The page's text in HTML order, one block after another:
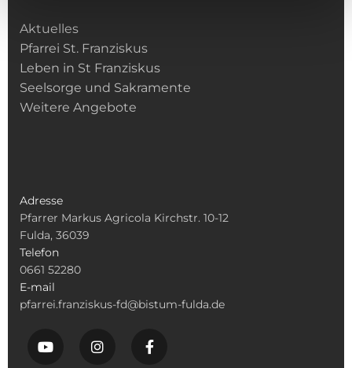
Aktuelles
Pfarrei St. Franziskus
Leben in St Franziskus
Seelsorge und Sakramente
Weitere Angebote
Adresse
Pfarrer Markus Agricola Kirchstr. 10-12
Fulda, 36039
Telefon
0661 52280
E-mail
pfarrei.franziskus-fd@bistum-fulda.de